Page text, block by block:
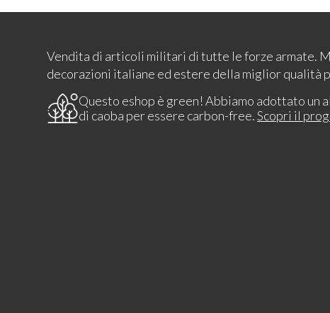
Vendita di articoli militari di tutte le forze armate.
decorazioni italiane ed estere della miglior qualità
Questo eshop è green! Abbiamo adottato un
di caoba per essere carbon-free.Scopri il